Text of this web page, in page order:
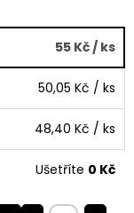
55 Kč/ ks
50,05 Kč / ks
48,40 Kč / ks
Ušetříte 0 Kč